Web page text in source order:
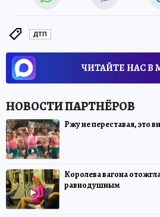
ДТП
ЧИТАЙТЕ НАС В
Ржу не переставая, это
Королева вагона
равнодушным